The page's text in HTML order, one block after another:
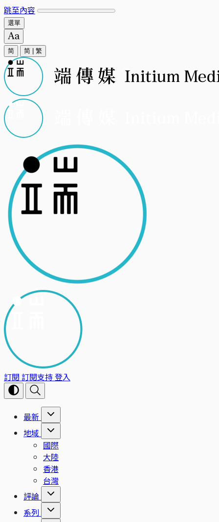
跳至內容
選單
简 简 繁
訂閱 訂閱支持登入
最新
地域
國際
大陸
香港
台灣
評論
系列